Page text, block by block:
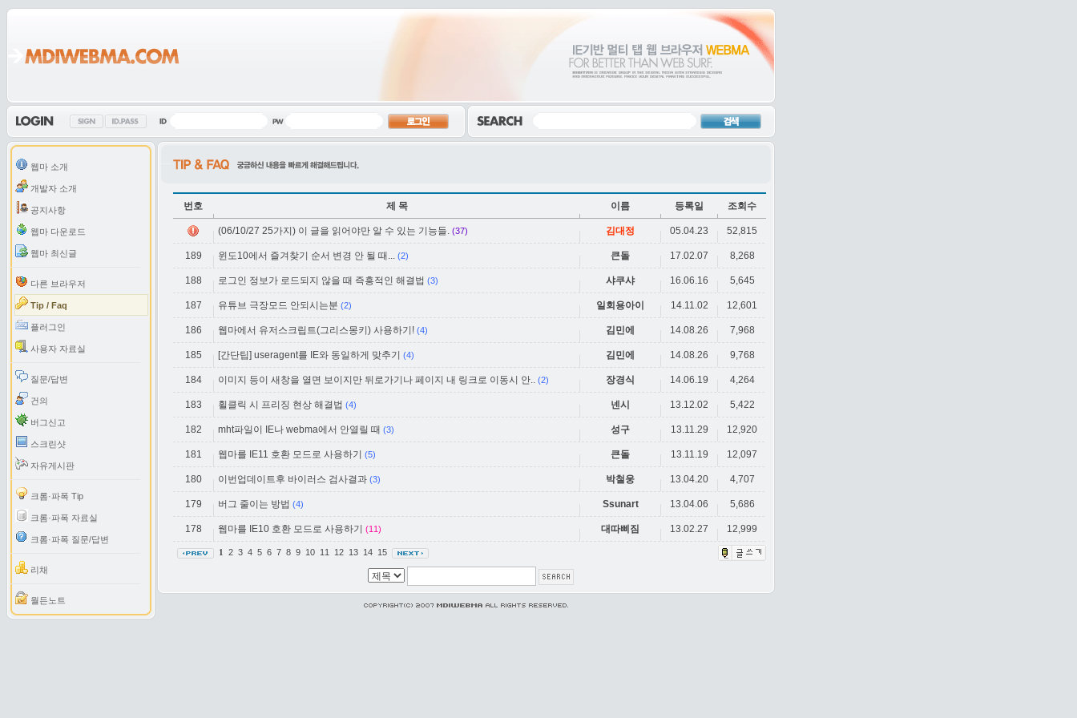
웹마 소개
개발자 소개
공지사항
웹마 다운로드
웹마 최신글
다른 브라우저
Tip / Faq
플러그인
사용자 자료실
질문/답변
건의
버그신고
스크린샷
자유게시판
크롬·파폭 Tip
크롬·파폭 자료실
크롬·파폭 질문/답변
리채
월든노트
번호 제 목 이름 등록일 조회수
(06/10/27 25가지) 이 글을 읽어야만 알 수 있는 기능들. (37) 김대정 05.04.23 52,815
189 윈도10에서 즐겨찾기 순서 변경 안 될 때... (2) 큰돌 17.02.07 8,268
188 로그인 정보가 로드되지 않을 때 즉흥적인 해결법 (3) 샤쿠샤 16.06.16 5,645
187 유튜브 극장모드 안되시는분 (2) 일회용아이 14.11.02 12,601
186 웹마에서 유저스크립트(그리스몽키) 사용하기! (4) 김민에 14.08.26 7,968
185 [간단팁] useragent를 IE와 동일하게 맞추기 (4) 김민에 14.08.26 9,768
184 이미지 등이 새창을 열면 보이지만 뒤로가기나 페이지 내 링크로 이동시 안.. (2) 장경식 14.06.19 4,264
183 휠클릭 시 프리징 현상 해결법 (4) 넨시 13.12.02 5,422
182 mht파일이 IE나 webma에서 안열릴 때 (3) 성구 13.11.29 12,920
181 웹마를 IE11 호환 모드로 사용하기 (5) 큰돌 13.11.19 12,097
180 이번업데이트후 바이러스 검사결과 (3) 박철웅 13.04.20 4,707
179 버그 줄이는 방법 (4) Ssunart 13.04.06 5,686
178 웹마를 IE10 호환 모드로 사용하기 (11) 대따삐짐 13.02.27 12,999
1 2 3 4 5 6 7 8 9 10 11 12 13 14 15